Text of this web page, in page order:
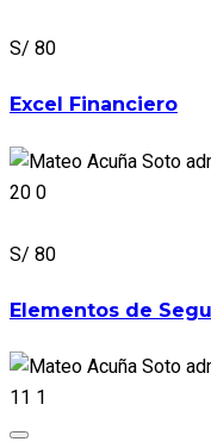
S/ 80
Excel Financiero
20 0
S/ 80
Elementos de
11 1